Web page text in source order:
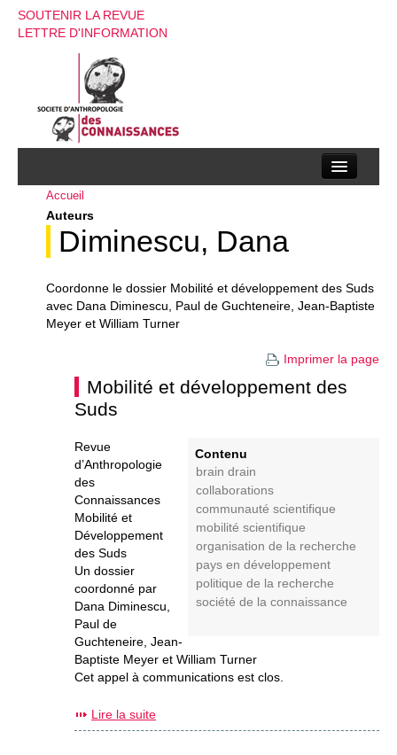
SOUTENIR LA REVUE
LETTRE D'INFORMATION
La société d’anthropologie des connaissances
La revue
Appels à contributions
Accueil
Auteurs
Diminescu, Dana
Coordonne le dossier Mobilité et développement des Suds
avec Dana Diminescu, Paul de Guchteneire, Jean-Baptiste
Meyer et William Turner
Imprimer la page
Mobilité et développement des
Suds
Contenu
brain drain
collaborations
communauté scientifique
mobilité scientifique
organisation de la recherche
pays en développement
politique de la recherche
société de la connaissance
Revue
d’Anthropologie
des
Connaissances
Mobilité et
Développement
des Suds
Un dossier
coordonné par
Dana Diminescu,
Paul de
Guchteneire, Jean-
Baptiste Meyer et William Turner
Cet appel à communications est clos.
Lire la suite